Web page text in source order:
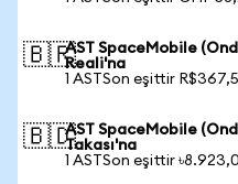
🇧🇷AST SpaceMobile
Reali'na
1 ASTSon eşittir
🇧🇩AST SpaceMobile
Takası'na
1 ASTSon eşittir